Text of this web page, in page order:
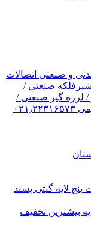
و صنعتی اتصالات
صنعتی /
/ لرزه گیر صنعتی /
شیرفلکه چدنی / اتصالات پتروشیمی ۰۲۱٫۲۲۳۱۶۵۷۳
لایه گیتی پسند
قیمت سوپرپایپ ۱۴۰۰ ارایه بیشترین تخفیف